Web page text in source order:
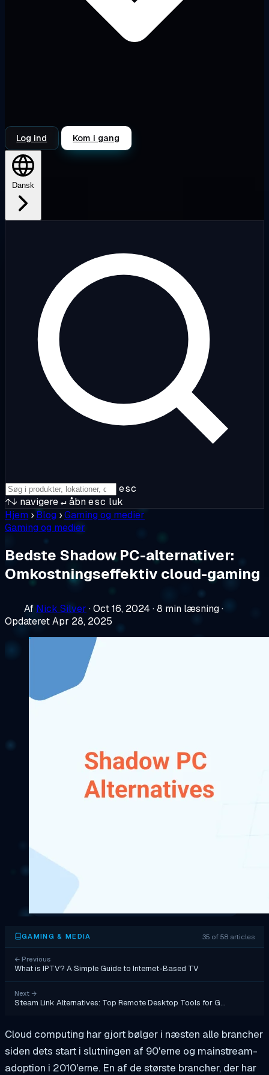
Log ind Kom i gang
Dansk
esc
↑↓ navigere↵åbnesc luk
Hjem › Blog ›Gaming og medier
Gaming og medier
Bedste Shadow PC-alternativer:
Omkostningseffektiv cloud-gaming
Af Nick Silver ·Oct 16, 2024 ·8 min læsning·
Opdateret Apr 28, 2025
GAMING & MEDIA 35 of 58 articles
← Previous
What is IPTV? A Simple Guide to Internet-Based TV
Next →
Steam Link Alternatives: Top Remote Desktop Tools for G…
Cloud computing har gjort bølger i næsten alle brancher
siden dets start i slutningen af 90'erne og mainstream-
adoption i 2010'erne. En af de største brancher, der har